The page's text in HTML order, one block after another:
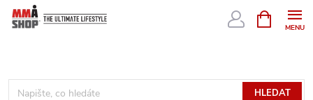
Přejít
HLEDAT
NÁKUPNÍ
KOŠÍK